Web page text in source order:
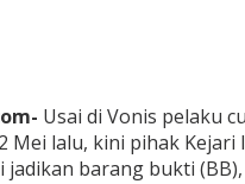
Usai di Vonis pelaku
Mei lalu, kini pihak Kejari
barang bukti (BB),